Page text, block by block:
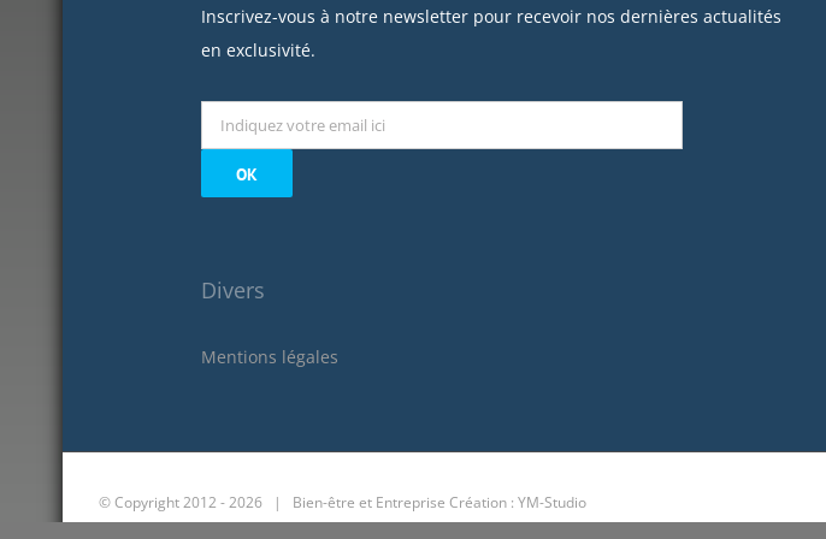
Inscrivez-vous à notre newsletter pour recevoir nos dernières actualités
en exclusivité.
Divers
Mentions légales
© Copyright 2012 -2026 | Bien-être et Entreprise Création : YM-Studio